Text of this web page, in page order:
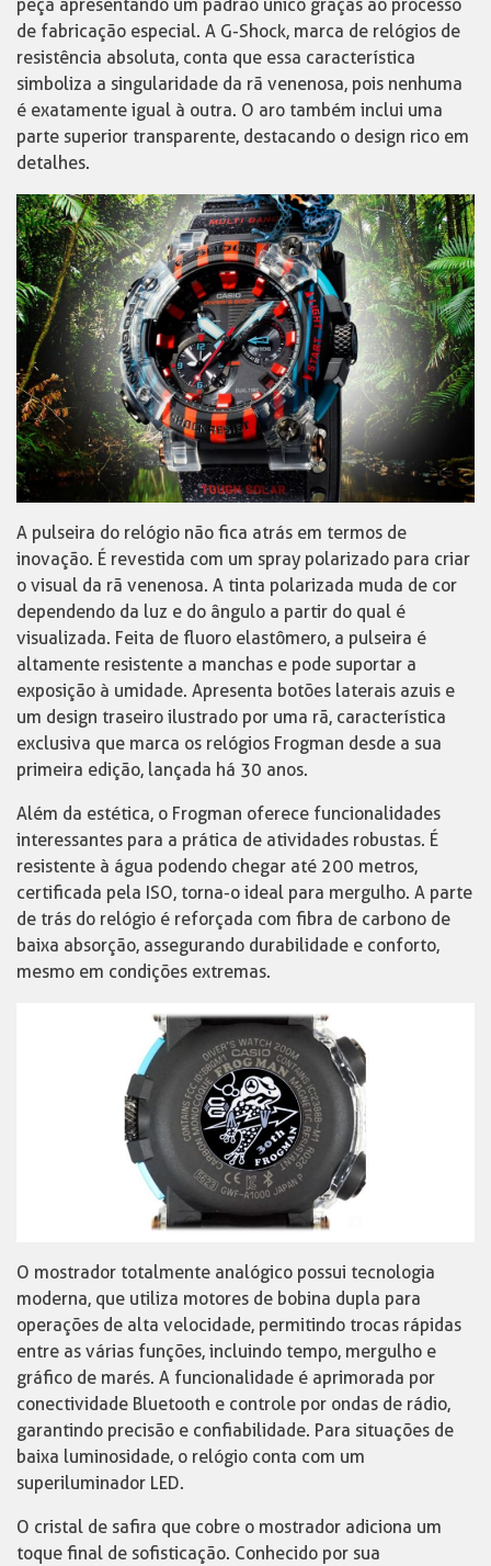
peça apresentando um padrão único graças ao processo
de fabricação especial. A G-Shock, marca de relógios de
resistência absoluta, conta que essa característica
simboliza a singularidade da rã venenosa, pois nenhuma
é exatamente igual à outra. O aro também inclui uma
parte superior transparente, destacando o design rico em
detalhes.
A pulseira do relógio não fica atrás em termos de
inovação. É revestida com um spray polarizado para criar
o visual da rã venenosa. A tinta polarizada muda de cor
dependendo da luz e do ângulo a partir do qual é
visualizada. Feita de fluoro elastômero, a pulseira é
altamente resistente a manchas e pode suportar a
exposição à umidade. Apresenta botões laterais azuis e
um design traseiro ilustrado por uma rã, característica
exclusiva que marca os relógios Frogman desde a sua
primeira edição, lançada há 30 anos.
Além da estética, o Frogman oferece funcionalidades
interessantes para a prática de atividades robustas. É
resistente à água podendo chegar até 200 metros,
certificada pela ISO, torna-o ideal para mergulho. A parte
de trás do relógio é reforçada com fibra de carbono de
baixa absorção, assegurando durabilidade e conforto,
mesmo em condições extremas.
O mostrador totalmente analógico possui tecnologia
moderna, que utiliza motores de bobina dupla para
operações de alta velocidade, permitindo trocas rápidas
entre as várias funções, incluindo tempo, mergulho e
gráfico de marés. A funcionalidade é aprimorada por
conectividade Bluetooth e controle por ondas de rádio,
garantindo precisão e confiabilidade. Para situações de
baixa luminosidade, o relógio conta com um
superiluminador LED.
O cristal de safira que cobre o mostrador adiciona um
toque final de sofisticação. Conhecido por sua